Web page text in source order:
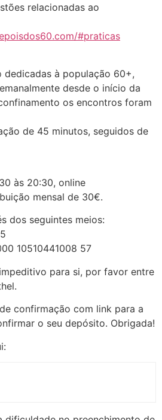
relacionadas ao
#praticas
dedicadas à população 60+,
desde o início da
os encontros foram
de 45 minutos, seguidos de
às 20:30, online
mensal de 30€.
dos seguintes meios:
10510441008 57
para si, por favor entre
confirmação com link para a
o seu depósito. Obrigada!